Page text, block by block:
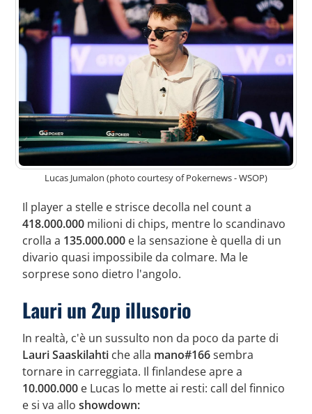
Lucas Jumalon (photo courtesy of Pokernews - WSOP)
Il player a stelle e strisce decolla nel count a
418.000.000 milioni di chips, mentre lo scandinavo
crolla a 135.000.000 e la sensazione è quella di un
divario quasi impossibile da colmare. Ma le
sorprese sono dietro l'angolo.
Lauri un 2up illusorio
In realtà, c'è un sussulto non da poco da parte di
Lauri Saaskilahti che alla mano#166sembra
tornare in carreggiata. Il finlandese apre a
10.000.000 e Lucas lo mette ai resti: call del finnico
e si va allo showdown: